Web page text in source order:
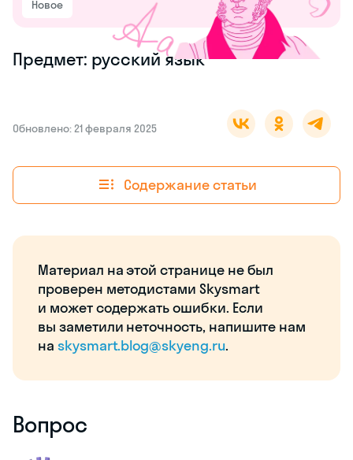
Новое
Предмет: русский язык
Обновлено: 21 февраля 2025
Содержание статьи
Материал на этой странице не был
проверен методистами Skysmart
и может содержать ошибки. Если
вы заметили неточность, напишите нам
на skysmart.blog@skyeng.ru.
Вопрос